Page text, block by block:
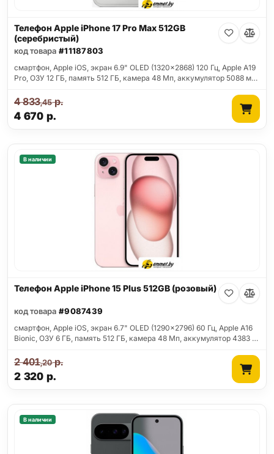
Телефон Apple iPhone 17 Pro Max 512GB
(серебристый)
код товара #11187803
смартфон, Apple iOS, экран 6.9" OLED (1320x2868) 120 Гц, Apple A19
Pro, ОЗУ 12 ГБ, память 512 ГБ, камера 48 Мп, аккумулятор 5088 м…
4 670 р.
4 833,45р.
В наличии
Телефон Apple iPhone 15 Plus 512GB (розовый)
код товара #9087439
смартфон, Apple iOS, экран 6.7" OLED (1290x2796) 60 Гц, Apple A16
Bionic, ОЗУ 6 ГБ, память 512 ГБ, камера 48 Мп, аккумулятор 4383 …
2 320 р.
2 401,20р.
В наличии